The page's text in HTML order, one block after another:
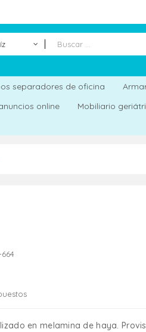
separadores de oficina
online
Mobiliario
en melamina de haya.